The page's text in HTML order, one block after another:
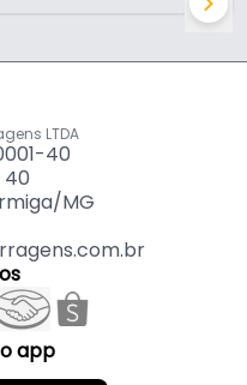
15 mm
kg
LTDA
40
40
MG
app